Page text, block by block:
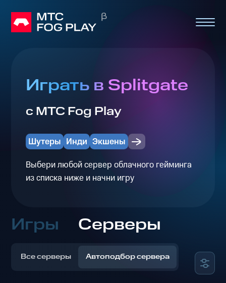
Играть в Splitgate
с МТС Fog Play
Шутеры Инди Экшены
Выбери любой сервер облачного гейминга
из списка ниже и начни игру
Игры Серверы
Все серверы Автоподбор сервера